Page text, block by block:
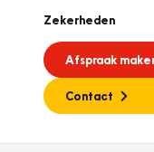
Zekerheden
Afspraak
Contact